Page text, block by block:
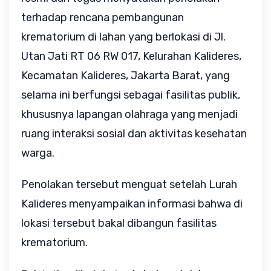
terhadap rencana pembangunan
krematorium di lahan yang berlokasi di Jl.
Utan Jati RT 06 RW 017, Kelurahan Kalideres,
Kecamatan Kalideres, Jakarta Barat, yang
selama ini berfungsi sebagai fasilitas publik,
khususnya lapangan olahraga yang menjadi
ruang interaksi sosial dan aktivitas kesehatan
warga.
Penolakan tersebut menguat setelah Lurah
Kalideres menyampaikan informasi bahwa di
lokasi tersebut bakal dibangun fasilitas
krematorium.